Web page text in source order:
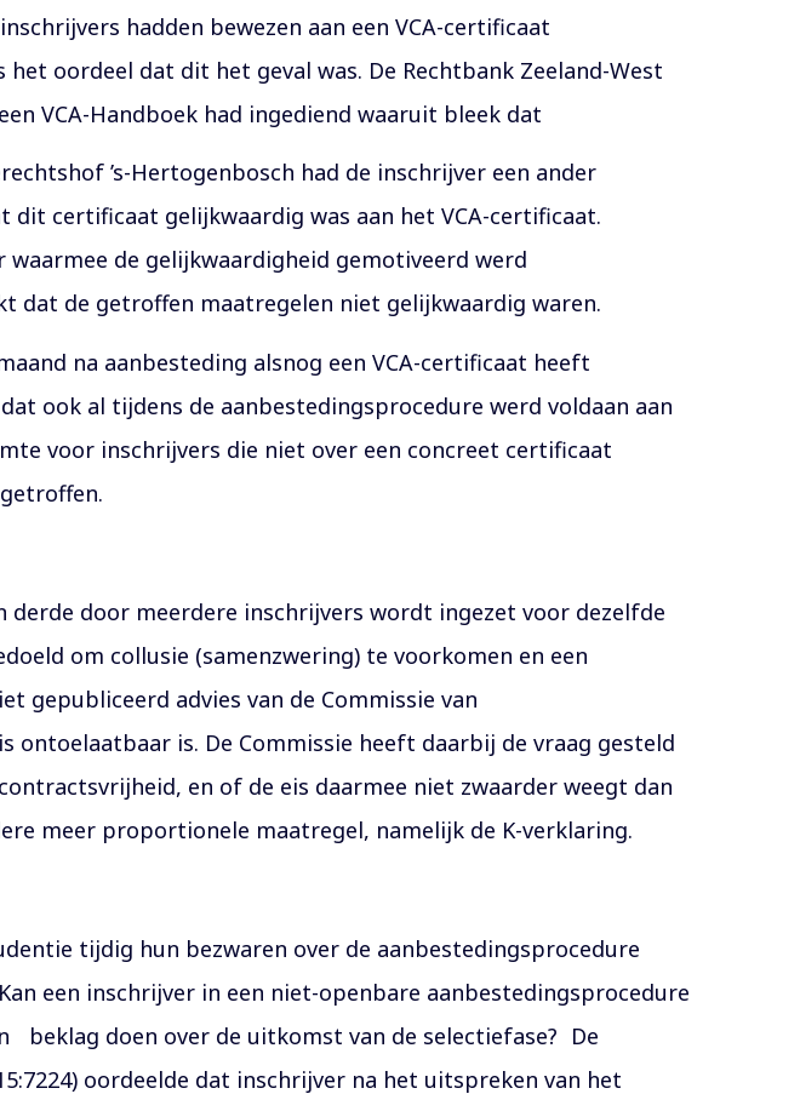
hadden bewezen aan een VCA-certificaat
oordeel dat dit het geval was. De Rechtbank Zeeland-West
VCA-Handboek had ingediend waaruit bleek dat
’s-Hertogenbosch had de inschrijver een ander
certificaat gelijkwaardig was aan het VCA-certificaat.
de gelijkwaardigheid gemotiveerd werd
dat de getroffen maatregelen niet gelijkwaardig waren.
na aanbesteding alsnog een VCA-certificaat heeft
ook al tijdens de aanbestedingsprocedure werd voldaan aan
voor inschrijvers die niet over een concreet certificaat
door meerdere inschrijvers wordt ingezet voor dezelfde
om collusie (samenzwering) te voorkomen en een
gepubliceerd advies van de Commissie van
ontoelaatbaar is. De Commissie heeft daarbij de vraag gesteld
en of de eis daarmee niet zwaarder weegt dan
meer proportionele maatregel, namelijk de K-verklaring.
tijdig hun bezwaren over de aanbestedingsprocedure
een inschrijver in een niet-openbare aanbestedingsprocedure
beklag doen over de uitkomst van de selectiefase? De
oordeelde dat inschrijver na het uitspreken van het